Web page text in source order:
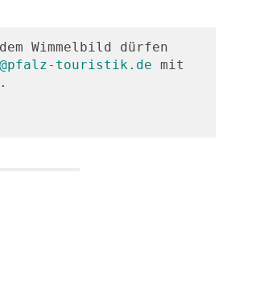
Wimmelbild dürfen
touristik.de mit